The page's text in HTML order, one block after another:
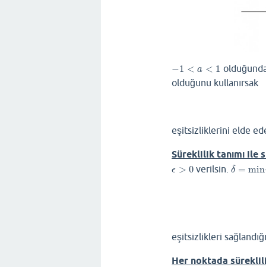
−1 < a < 1
−1<a<1
olduğunu kullanırsak
eşitsizliklerini elde
Süreklilik tanımı ile
ϵ > 0
ϵ >0 verilsin.δ = min
δ =min{ϵ
eşitsizlikleri
Her noktada